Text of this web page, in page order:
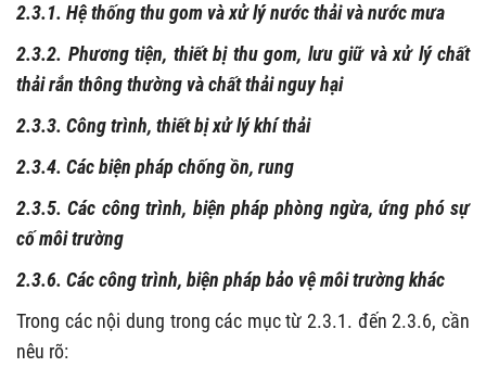
2.3.1. Hệ thống thu gom và xử lý nước thải và nước mưa
2.3.2. Phương tiện, thiết bị thu gom, lưu giữ và xử lý chất
thải rắn thông thường và chất thải nguy hại
2.3.3. Công trình, thiết bị xử lý khí thải
2.3.4. Các biện pháp chống ồn, rung
2.3.5. Các công trình, biện pháp phòng ngừa, ứng phó sự
cố môi trường
2.3.6. Các công trình, biện pháp bảo vệ môi trường khác
Trong các nội dung trong các mục từ 2.3.1. đến 2.3.6, cần
nêu rõ: